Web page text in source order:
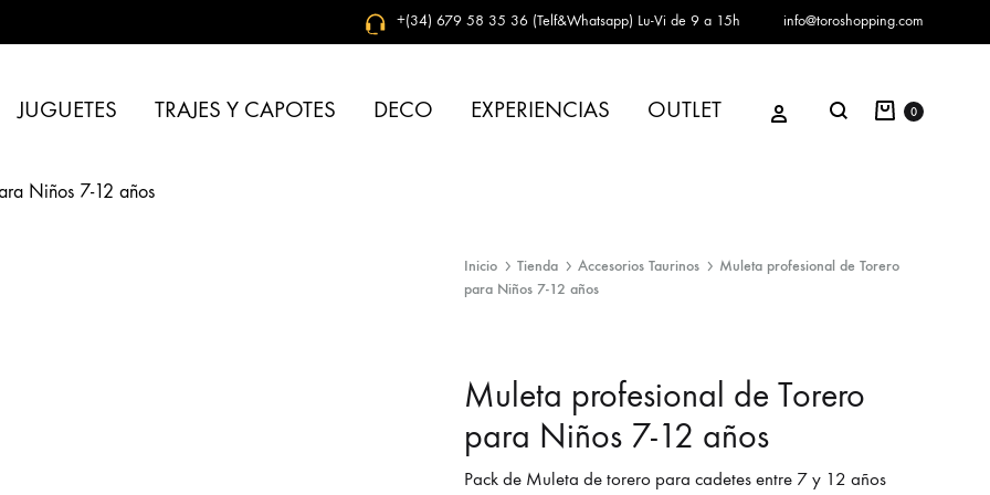
+(34) 679 58 35 36 (Telf&Whatsapp) Lu-Vi de 9 a 15h info@toroshopping.com
JUGUETES TRAJES Y CAPOTES DECO EXPERIENCIAS OUTLET Iniciar sesión
Buscar Carrito
0
Inicio Tienda Accesorios Taurinos
Muleta profesional de Torero
para Niños 7-12 años
Muleta profesional de Torero
para Niños 7-12 años
Pack de Muleta de torero para cadetes entre 7 y 12 años